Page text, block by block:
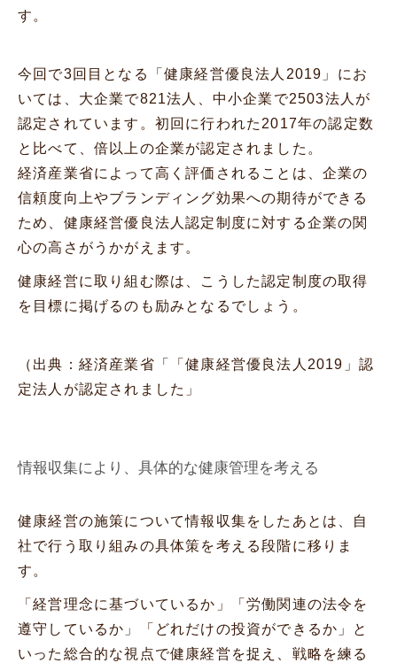
す。
今回で3回目となる「健康経営優良法人2019」にお
いては、大企業で821法人、中小企業で2503法人が
認定されています。初回に行われた2017年の認定数
と比べて、倍以上の企業が認定されました。
経済産業省によって高く評価されることは、企業の
信頼度向上やブランディング効果への期待ができる
ため、健康経営優良法人認定制度に対する企業の関
心の高さがうかがえます。
健康経営に取り組む際は、こうした認定制度の取得
を目標に掲げるのも励みとなるでしょう。
（出典：経済産業省「
「健康経営優良法人2019」認
定法人が認定されました 」
情報収集により、具体的な健康管理を考える
健康経営の施策について情報収集をしたあとは、自
社で行う取り組みの具体策を考える段階に移りま
す。
「経営理念に基づいているか」「労働関連の法令を
遵守しているか」「どれだけの投資ができるか」と
いった総合的な視点で健康経営を捉え、戦略を練る